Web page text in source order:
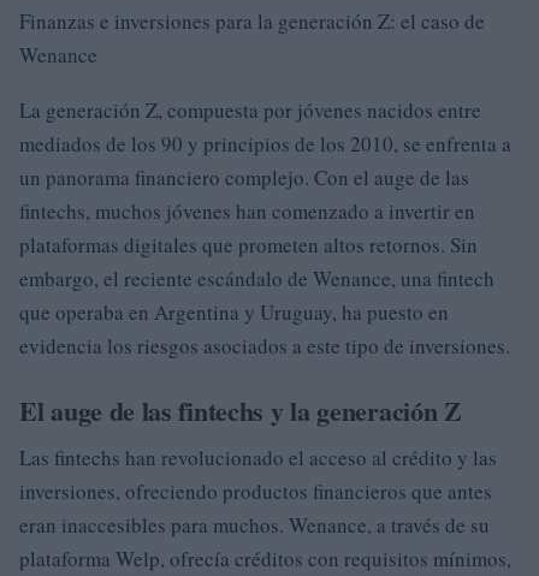
Finanzas e inversiones para la generación Z: el caso de
Wenance
La generación Z, compuesta por jóvenes nacidos entre
mediados de los 90 y principios de los 2010, se enfrenta a
un panorama financiero complejo. Con el auge de las
fintechs, muchos jóvenes han comenzado a invertir en
plataformas digitales que prometen altos retornos. Sin
embargo, el reciente escándalo de Wenance, una fintech
que operaba en Argentina y Uruguay, ha puesto en
evidencia los riesgos asociados a este tipo de inversiones.
El auge de las fintechs y la generación Z
Las fintechs han revolucionado el acceso al crédito y las
inversiones, ofreciendo productos financieros que antes
eran inaccesibles para muchos. Wenance, a través de su
plataforma Welp, ofrecía créditos con requisitos mínimos,